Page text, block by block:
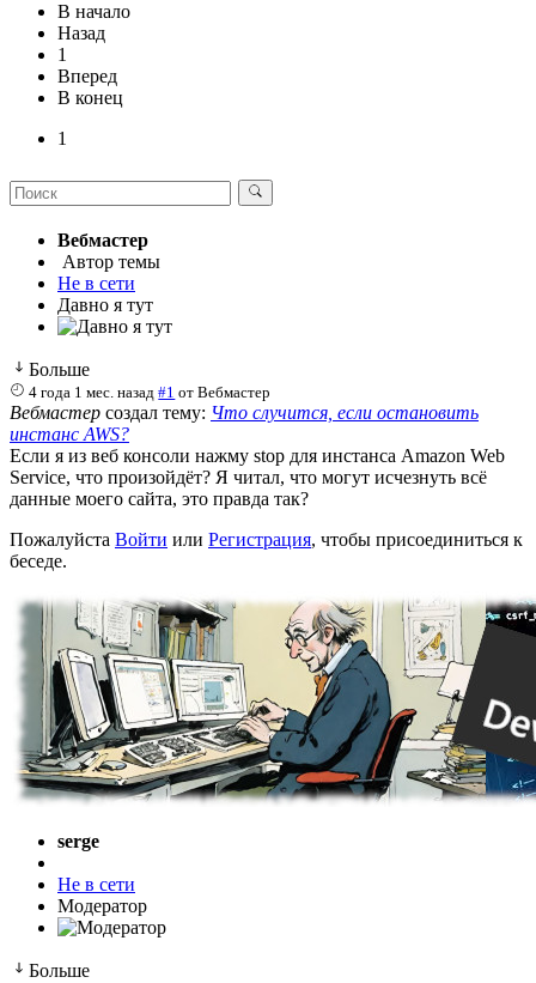
В начало
Назад
1
Вперед
В конец
1
Вебмастер
Автор темы
Не в сети
Давно я тут
Больше
4 года 1 мес. назад #1 отВебмастер
Вебмастер создал тему: Что случится, если остановить
инстанс AWS?
Если я из веб консоли нажму stop для инстанса Amazon Web
Service, что произойдёт? Я читал, что могут исчезнуть всё
данные моего сайта, это правда так?
Пожалуйста Войти или Регистрация, чтобы присоединиться к
беседе.
serge
Не в сети
Модератор
Больше